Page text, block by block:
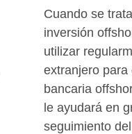
Cuando se
inversión
utilizar
extranjero
bancaria
le ayudará en
seguimiento